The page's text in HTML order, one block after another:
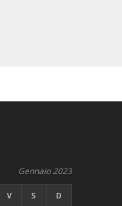
Gennaio 2023
V S D